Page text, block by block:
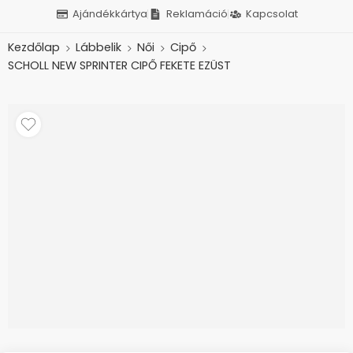
Ajándékkártya Reklamáció Kapcsolat
Kezdőlap Lábbelik Női
Cipő
SCHOLL NEW SPRINTER CIPŐ FEKETE EZÜST